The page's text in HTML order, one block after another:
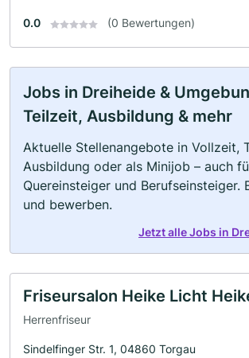
0.0 (0 Bewertungen)
Jobs in Dreiheide &
Teilzeit, Ausbildung & mehr
Aktuelle Stellenangebote in Vollzeit,
Ausbildung oder als Minijob – auch
Quereinsteiger und Berufseinsteiger.
und bewerben.
Jetzt alle Jobs in
Friseursalon Heike Licht
Herrenfriseur
Sindelfinger Str. 1, 04860 Torgau